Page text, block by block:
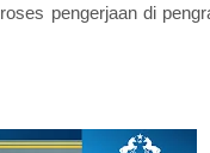
pengerjaan di